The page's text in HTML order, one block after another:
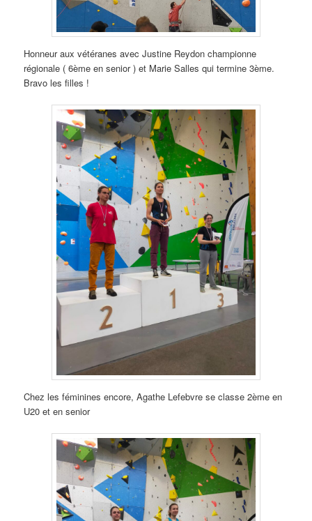
Honneur aux vétéranes avec Justine Reydon championne
régionale ( 6ème en senior ) et Marie Salles qui termine 3ème.
Bravo les filles !
Chez les féminines encore, Agathe Lefebvre se classe 2ème en
U20 et en senior